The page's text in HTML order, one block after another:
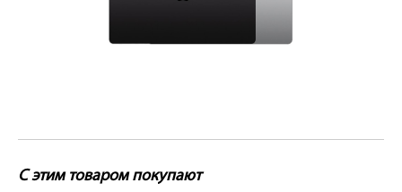
С этим товаром покупают